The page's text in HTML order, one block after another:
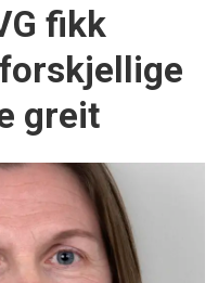
fikk
greit